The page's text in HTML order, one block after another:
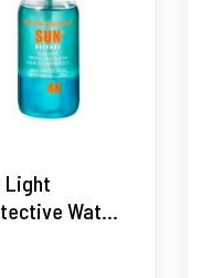
Light
Water